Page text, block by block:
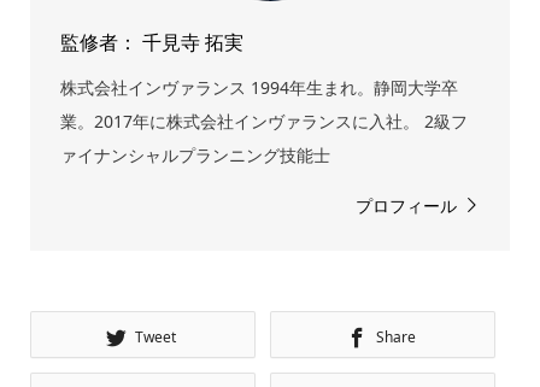
監修者： 千見寺 拓実
株式会社インヴァランス 1994年生まれ。静岡大学卒
業。2017年に株式会社インヴァランスに入社。 2級フ
ァイナンシャルプランニング技能士
プロフィール
Tweet Share